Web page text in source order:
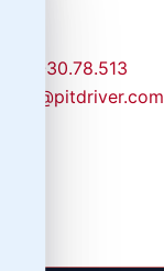
329-30.78.513
info@pitdriver.com